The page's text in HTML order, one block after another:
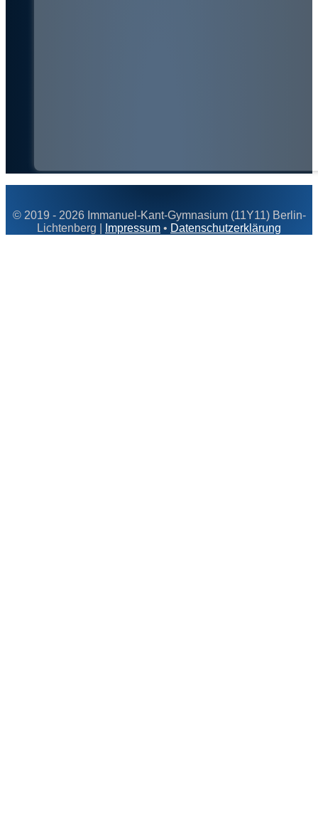
© 2019 - 2026 Immanuel-Kant-Gymnasium (11Y11) Berlin-
Lichtenberg |
Impressum • Datenschutzerklärung